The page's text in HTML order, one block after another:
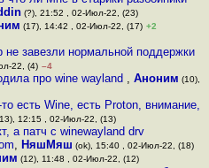
(?), 21:52 , 02-Июл-22, (23)
(17), 14:42 , 02-Июл-22, (17) +2
завезли нормальной поддержки
22, (4) –4
про wine wayland , Аноним (10),
есть Wine, есть Proton, внимание,
12:15 , 02-Июл-22, (13)
а патч с winewayland drv
, НяшМяш (ok), 15:40 , 02-Июл-22, (18)
(12), 11:48 , 02-Июл-22, (12)